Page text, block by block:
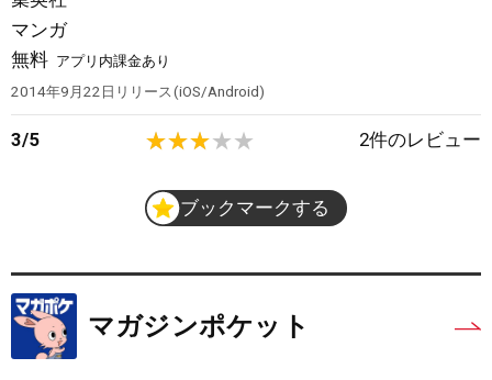
マンガ
無料 アプリ内課金あり
2014年9月22日 リリース iOS/Android
3/5 2件のレビュー
ブックマークする
マガジンポケット